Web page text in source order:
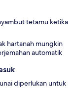
tetamu ketika
hartanah mungkin
automatik
diperlukan untuk